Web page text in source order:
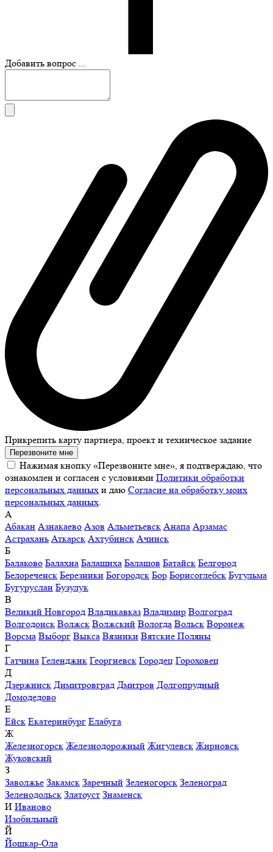
Добавить вопрос ...
Прикрепить карту партнера, проект и техническое задание
Перезвоните мне
Нажимая кнопку «Перезвоните мне», я подтверждаю, что
ознакомлен и согласен с условиями Политики обработки
персональных данных и даю Согласие на обработку моих
персональных данных
А
Абакан Азнакаево Азов Альметьевск Анапа Арзамас
Астрахань Аткарск Ахтубинск Ачинск
Б
Балаково Балахна Балашиха Балашов Батайск Белгород
Белореченск Березники Богородск Бор Борисоглебск Бугульма
Бугуруслан Бузулук
В
Великий Новгород Владикавказ Владимир Волгоград
Волгодонск Волжск Волжский Вологда Вольск Воронеж
Ворсма Выборг Выкса Вязники Вятские Поляны
Г
Гатчина Геленджик Георгиевск Городец Гороховец
Д
Дзержинск Димитровград Дмитров Долгопрудный
Домодедово
Е
Ейск Екатеринбург Елабуга
Ж
Железногорск Железнодорожный Жигулевск Жирновск
Жуковский
З
Заволжье Закамск Заречный Зеленогорск Зеленоград
Зеленодольск Златоуст Знаменск
И Иваново
Изобильный
Й
Йошкар-Ола